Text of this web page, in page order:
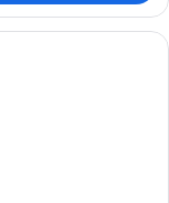
hotel con sofá,